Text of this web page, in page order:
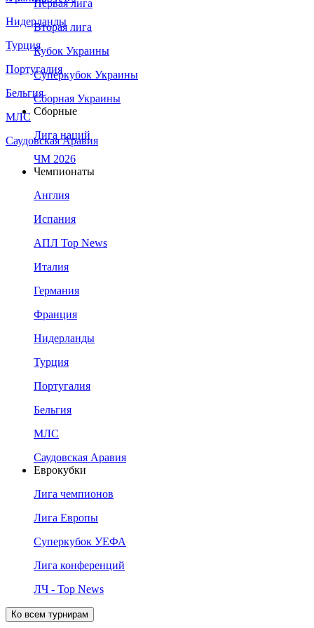
Нидерланды
Турция
Португалия
Бельгия
МЛС
Саудовская Аравия
Первая лига
Вторая лига
Кубок Украины
Суперкубок Украины
Сборная Украины
Сборные
Лига наций
ЧМ 2026
Чемпионаты
Англия
Испания
АПЛ Top News
Италия
Германия
Франция
Нидерланды
Турция
Португалия
Бельгия
МЛС
Саудовская Аравия
Еврокубки
Лига чемпионов
Лига Европы
Суперкубок УЕФА
Лига конференций
ЛЧ - Top News
Ко всем турнирам